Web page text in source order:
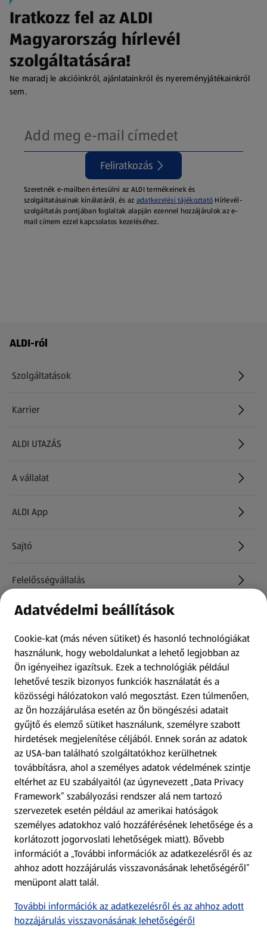
Iratkozz fel az ALDI
Magyarország hírlevél
szolgáltatására!
Ne maradj le akcióinkról, ajánlatainkról és nyereményjátékainkról
sem.
Feliratkozás
Szeretnék e-mailben értesülni az ALDI termékeinek és
szolgáltatásainak kínálatáról, és az adatkezelési tájékoztató Hírlevél-
szolgáltatás pontjában foglaltak alapján ezennel hozzájárulok az e-
mail címem ezzel kapcsolatos kezeléséhez.
Láblécmenü - további linkek
ALDI-ról
Szolgáltatások
Karrier
(új oldalon nyílik meg)
ALDI UTAZÁS
(új oldalon nyílik meg)
A vállalat
ALDI App
Sajtó
Felelősségvállalás
Információk
Kérdőív
Fizetési lehetőségek
ALDI utalványok
Árcsökkentés
Adattörlő alkalmazás
Szervizpont
(új oldalon nyílik meg)
Fedezz fel minket az interneten!
Töltsd le az ALDI Magyarország applikációt!
Adatvédelmi beállítások
Cookie-kat (más néven sütiket) és hasonló technológiákat
használunk, hogy weboldalunkat a lehető legjobban az
Ön igényeihez igazítsuk. Ezek a technológiák például
lehetővé teszik bizonyos funkciók használatát és a
közösségi hálózatokon való megosztást. Ezen túlmenően,
az Ön hozzájárulása esetén az Ön böngészési adatait
gyűjtő és elemző sütiket használunk, személyre szabott
hirdetések megjelenítése céljából. Ennek során az adatok
az USA-ban található szolgáltatókhoz kerülhetnek
továbbításra, ahol a személyes adatok védelmének szintje
eltérhet az EU szabályaitól (az úgynevezett „Data Privacy
Framework” szabályozási rendszer alá nem tartozó
szervezetek esetén például az amerikai hatóságok
személyes adatokhoz való hozzáférésének lehetősége és a
korlátozott jogorvoslati lehetőségek miatt). Bővebb
információt a „További információk az adatkezelésről és az
ahhoz adott hozzájárulás visszavonásának lehetőségéről”
menüpont alatt talál.
További információk az adatkezelésről és az ahhoz adott
hozzájárulás visszavonásának lehetőségéről